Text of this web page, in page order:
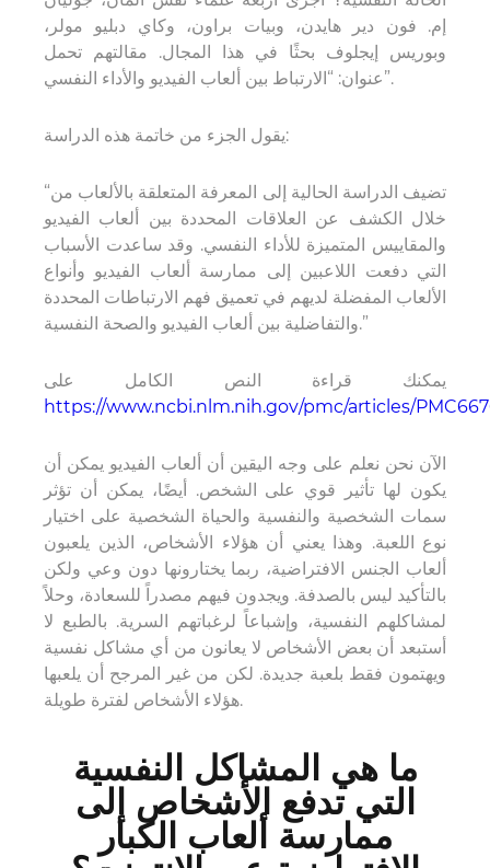
إم. فون دير هايدن، وبيات براون، وكاي دبليو مولر،
وبوريس إيجلوف بحثًا في هذا المجال. مقالتهم تحمل
عنوان: “الارتباط بين ألعاب الفيديو والأداء النفسي”.
يقول الجزء من خاتمة هذه الدراسة:
“تضيف الدراسة الحالية إلى المعرفة المتعلقة بالألعاب من
خلال الكشف عن العلاقات المحددة بين ألعاب الفيديو
والمقاييس المتميزة للأداء النفسي. وقد ساعدت الأسباب
التي دفعت اللاعبين إلى ممارسة ألعاب الفيديو وأنواع
الألعاب المفضلة لديهم في تعميق فهم الارتباطات المحددة
والتفاضلية بين ألعاب الفيديو والصحة النفسية.”
يمكنك قراءة النص الكامل على
https://www.ncbi.nlm.nih.gov/pmc/articles/
الآن نحن نعلم على وجه اليقين أن ألعاب الفيديو يمكن أن
يكون لها تأثير قوي على الشخص. أيضًا، يمكن أن تؤثر
سمات الشخصية والنفسية والحياة الشخصية على اختيار
نوع اللعبة. وهذا يعني أن هؤلاء الأشخاص، الذين يلعبون
ألعاب الجنس الافتراضية، ربما يختارونها دون وعي ولكن
بالتأكيد ليس بالصدفة. ويجدون فيهم مصدراً للسعادة، وحلاً
لمشاكلهم النفسية، وإشباعاً لرغباتهم السرية. بالطبع لا
أستبعد أن بعض الأشخاص لا يعانون من أي مشاكل نفسية
ويهتمون فقط بلعبة جديدة. لكن من غير المرجح أن يلعبها
هؤلاء الأشخاص لفترة طويلة.
ما هي المشاكل النفسية
التي تدفع الأشخاص إلى
ممارسة ألعاب الكبار